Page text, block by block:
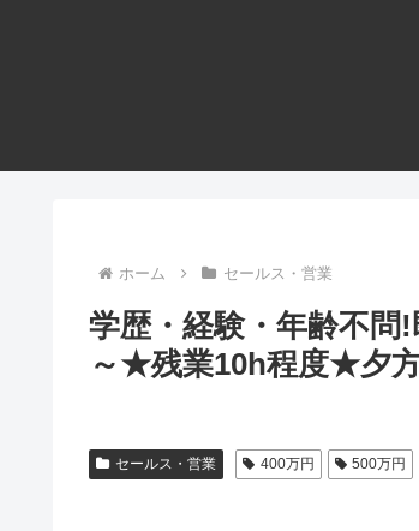
ホーム セールス・営業
学歴・経験・年齢不問
～★残業10h程度★夕
セールス・営業 400万円 500万円